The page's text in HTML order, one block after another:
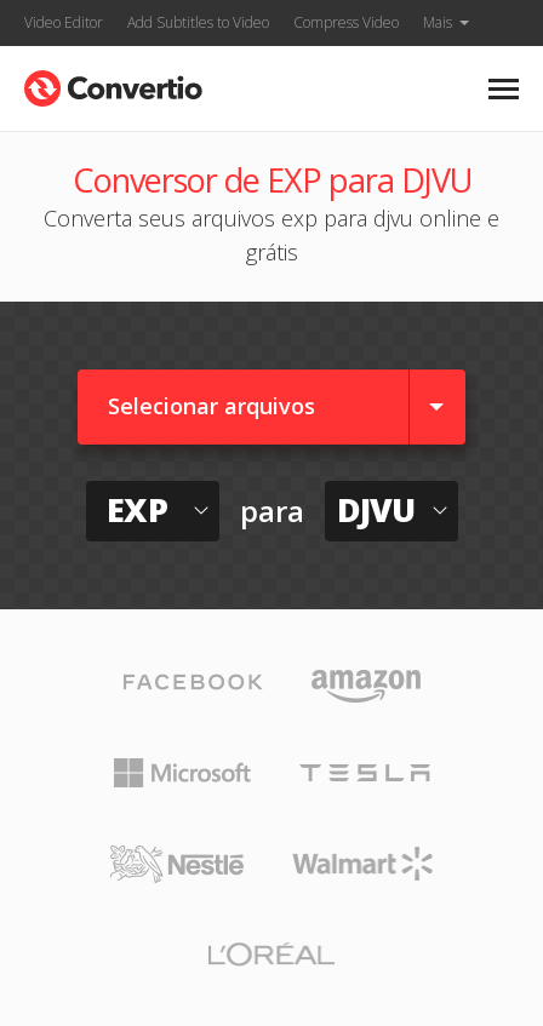
Video Editor Add Subtitles to Video Compress Video Mais
Conversor de EXP para DJVU
Converta seus arquivos exp para djvu online e
grátis
Selecionar arquivos
EXP para DJVU